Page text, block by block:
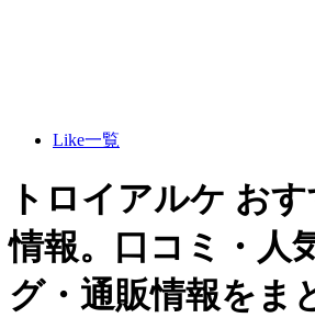
Like一覧
トロイアルケ お
情報。口コミ・人
グ・通販情報をま